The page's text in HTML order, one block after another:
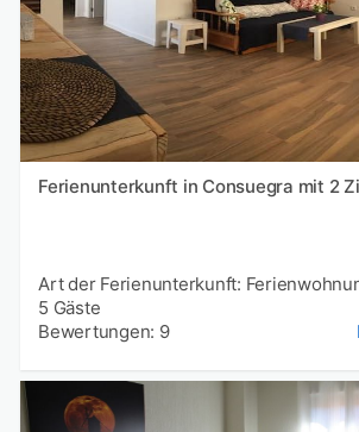
Ferienunterkunft in Consuegra mit 2
Art der Ferienunterkunft:
5 Gäste
Bewertungen: 9